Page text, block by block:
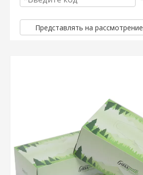
Представлять на рассмотрение